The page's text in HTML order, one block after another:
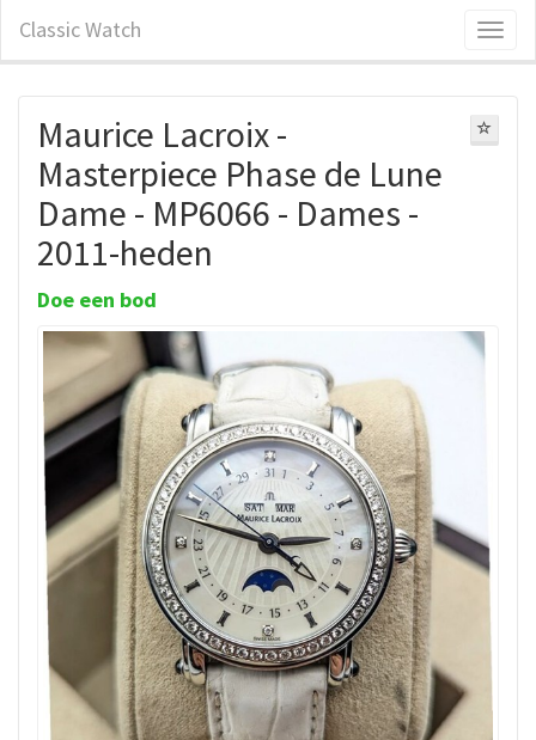
Classic Watch
Maurice Lacroix -
Masterpiece Phase de Lune
Dame - MP6066 - Dames -
2011-heden
Doe een bod